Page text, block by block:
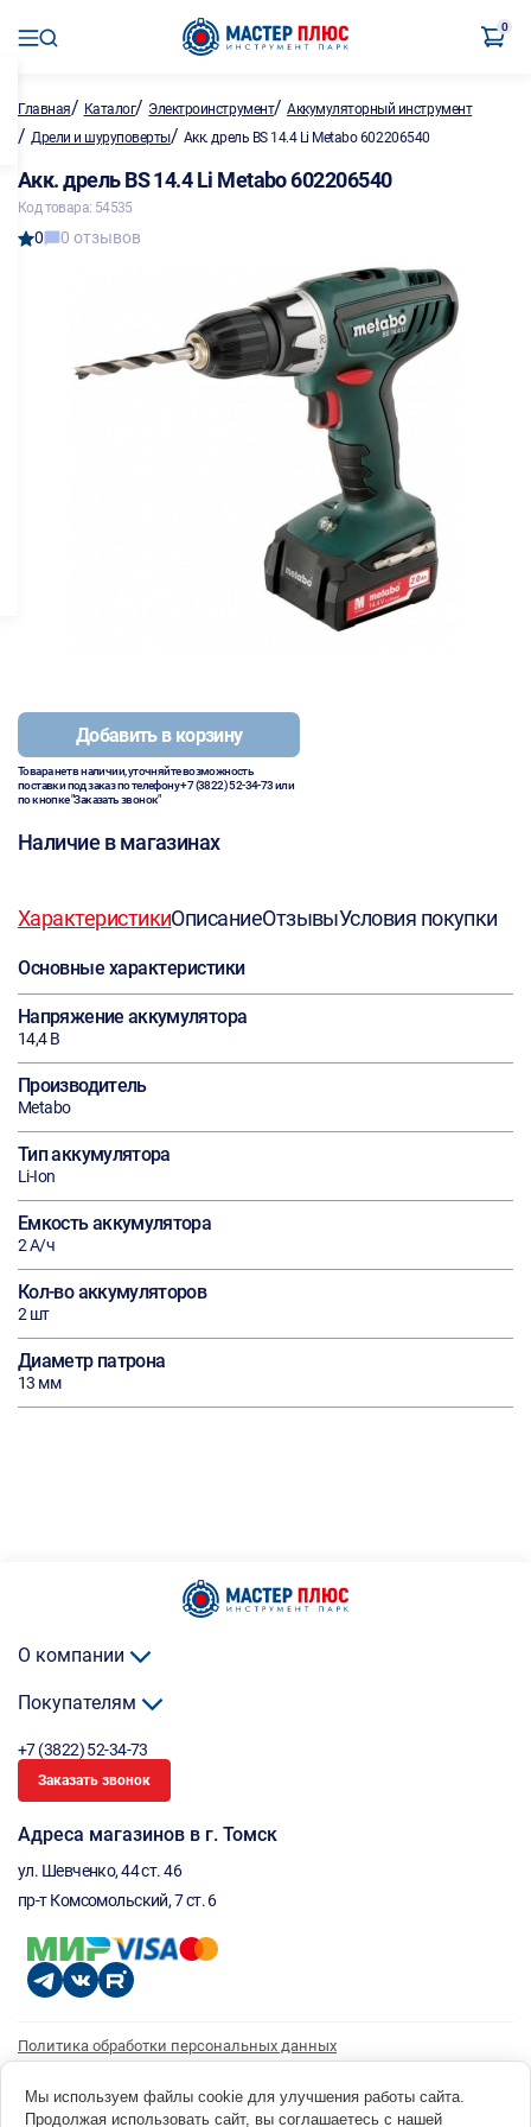
0
Главная/ Каталог/ Электроинструмент/Аккумуляторный инструмент
/ Дрели и шуруповерты/ Акк. дрель BS 14.4 Li Metabo 602206540
Акк. дрель BS 14.4 Li Metabo 602206540
Код товара: 54535
0 0 отзывов
Добавить в корзину
Товара нет в наличии, уточняйте возможность
поставки под заказ по телефону+7 (3822) 52-34-73или
по кнопке "Заказать звонок"
Наличие в магазинах
ХарактеристикиОписаниеОтзывыУсловия покупки
Основные характеристики
Напряжение аккумулятора
14,4 В
Производитель
Metabo
Тип аккумулятора
Li-Ion
Емкость аккумулятора
2 А/ч
Кол-во аккумуляторов
2 шт
Диаметр патрона
13 мм
О компании
Покупателям
+7 (3822) 52-34-73
Заказать звонок
Адреса магазинов в г. Томск
ул. Шевченко, 44 ст. 46
пр-т Комсомольский, 7 ст. 6
Политика обработки персональных данных
Согласие на получение рассылки
Мы используем файлы cookie для улучшения работы сайта.
Продолжая использовать сайт, вы соглашаетесь с нашей